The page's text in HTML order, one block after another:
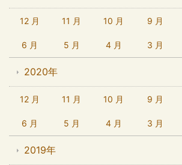
12 月 11 月 10 月 9 月
6 月 5 月 4 月 3 月
2020年
12 月 11 月 10 月 9 月
6 月 5 月 4 月 3 月
2019年